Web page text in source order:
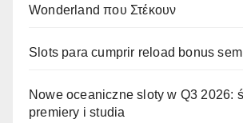
Wonderland που Στέκουν
Slots para cumprir reload bonus
Nowe oceaniczne sloty w Q3 2026:
premiery i studia